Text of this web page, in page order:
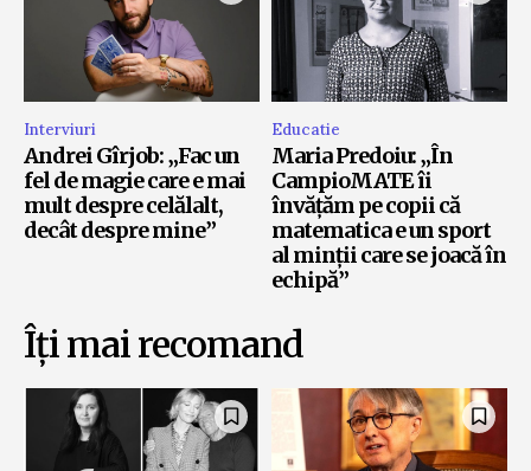
Interviuri
Andrei Gîrjob: „Fac un
fel de magie care e mai
mult despre celălalt,
decât despre mine”
Educatie
Maria Predoiu: „În
CampioMATE îi
învățăm pe copii că
matematica e un sport
al minții care se joacă în
echipă”
Îți mai recomand